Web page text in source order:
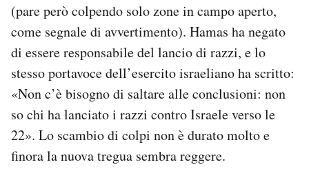
(pare però colpendo solo zone in campo aperto,
come segnale di avvertimento). Hamas ha negato
di essere responsabile del lancio di razzi, e lo
stesso portavoce dell’esercito israeliano ha scritto:
«Non c’è bisogno di saltare alle conclusioni: non
so chi ha lanciato i razzi contro Israele verso le
22». Lo scambio di colpi non è durato molto e
finora la nuova tregua sembra reggere.